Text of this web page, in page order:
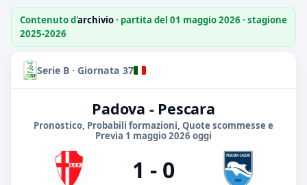
Contenuto d'archivio· partita del 01 maggio 2026 · stagione
2025-2026
Serie B · Giornata 37
Padova - Pescara
Pronostico, Probabili formazioni, Quote scommesse e
Previa 1 maggio 2026 oggi
1 - 0